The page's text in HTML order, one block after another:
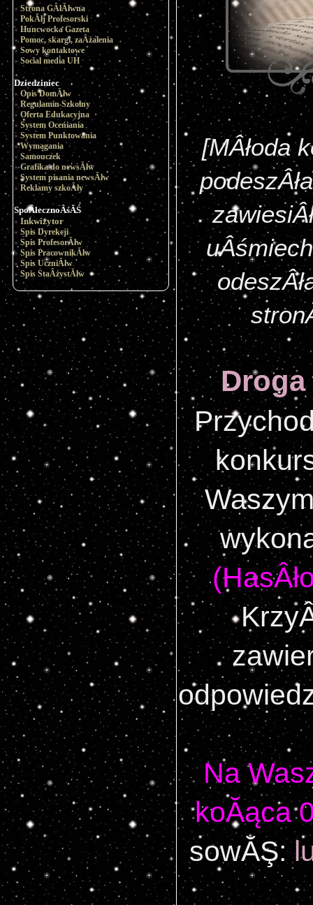
Strona GÂłĂłwna
PokĂłj Profesorski
Huncwocka Gazeta
Pomoc, skargi, zaÂżalenia
Sowy kontaktowe
Social media UH
Dziedziniec
Opis DomĂłw
Regulamin Szkolny
Oferta Edukacyjna
System Oceniania
System Punktowania
Wymagania
Samouczek
Grafika do newsĂłw
System pisania newsĂłw
Reklamy szkoÂły
SpoÂłecznoÂśĂŚ
Inkwizytor
Spis Dyrekcji
Spis ProfesorĂłw
Spis PracownikĂłw
Spis UczniĂłw
Spis StaÂżystĂłw
[MÂłoda
Na
koĂąca
sowĂŞ: